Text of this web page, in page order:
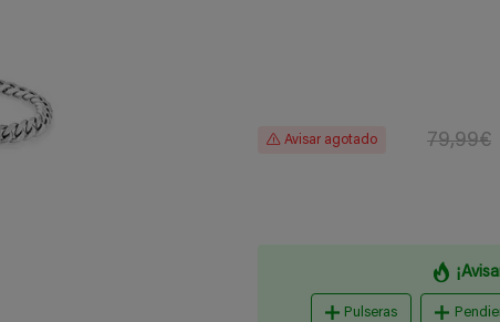
Avisar agotado 79,99€
Pulseras